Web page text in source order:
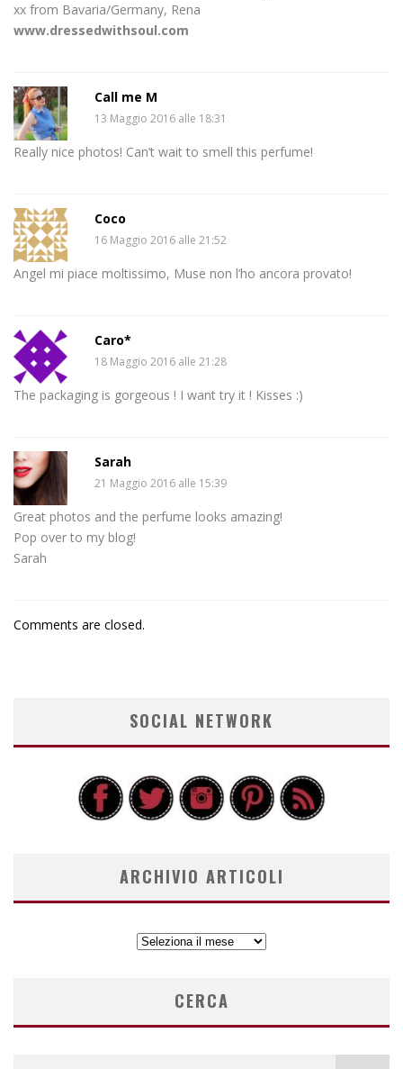
xx from Bavaria/Germany, Rena
www.dressedwithsoul.com
Call me M
13 Maggio 2016 alle 18:31
Really nice photos! Can’t wait to smell this perfume!
Coco
16 Maggio 2016 alle 21:52
Angel mi piace moltissimo, Muse non l’ho ancora provato!
Caro*
18 Maggio 2016 alle 21:28
The packaging is gorgeous ! I want try it ! Kisses :)
Sarah
21 Maggio 2016 alle 15:39
Great photos and the perfume looks amazing!
Pop over to my blog!
Sarah
Comments are closed.
SOCIAL NETWORK
ARCHIVIO ARTICOLI
ARCHIVIO
CERCA